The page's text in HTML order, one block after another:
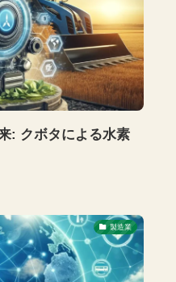
: クボタによる水素
製造業